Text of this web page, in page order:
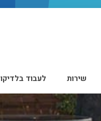
שירות לעבוד בלדיקו